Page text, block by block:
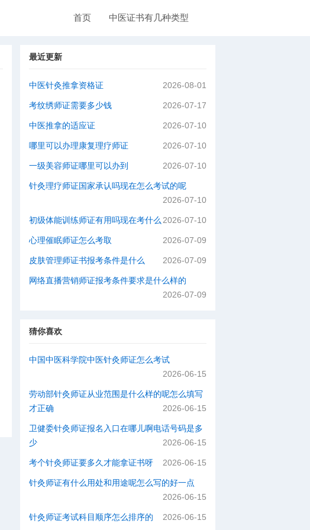
首页 中医证书有几种类型
最近更新
中医针灸推拿资格证 2026-08-01
考纹绣师证需要多少钱 2026-07-17
中医推拿的适应证 2026-07-10
哪里可以办理康复理疗师证 2026-07-10
一级美容师证哪里可以办到 2026-07-10
针灸理疗师证国家承认吗现在怎么考试的呢
2026-07-10
初级体能训练师证有用吗现在考什么 2026-07-10
心理催眠师证怎么考取 2026-07-09
皮肤管理师证书报考条件是什么 2026-07-09
网络直播营销师证报考条件要求是什么样的
2026-07-09
猜你喜欢
中国中医科学院中医针灸师证怎么考试
2026-06-15
劳动部针灸师证从业范围是什么样的呢怎么填写
才正确
2026-06-15
卫健委针灸师证报名入口在哪儿啊电话号码是多
少
2026-06-15
考个针灸师证要多久才能拿证书呀 2026-06-15
针灸师证有什么用处和用途呢怎么写的好一点
2026-06-15
针灸师证考试科目顺序怎么排序的 2026-06-15